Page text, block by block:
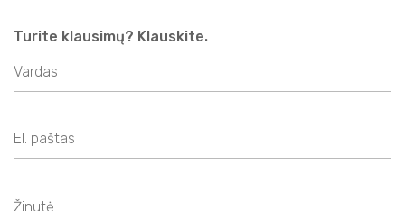
Turite klausimų? Klauskite.